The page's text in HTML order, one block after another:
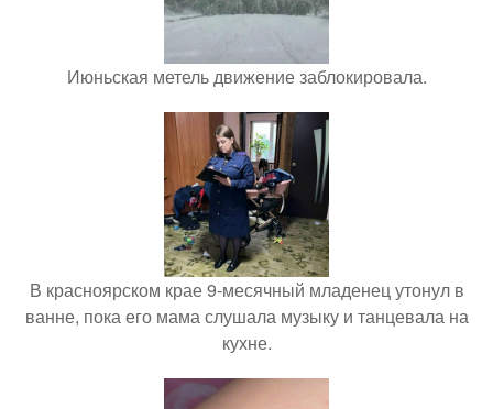
Июньская метель движение заблокировала.
В красноярском крае 9-месячный младенец утонул в
ванне, пока его мама слушала музыку и танцевала на
кухне.